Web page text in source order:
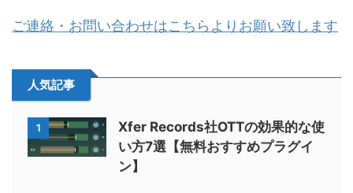
ご連絡・お問い合わせはこちらよりお願い致します
人気記事
1
Xfer Records社OTTの効果的な使
い方7選【無料おすすめプラグイ
ン】